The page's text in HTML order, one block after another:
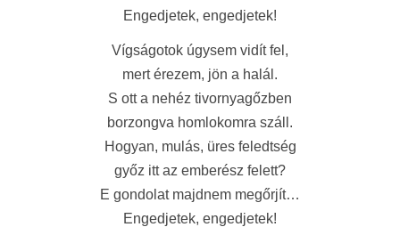
Engedjetek, engedjetek!
Vígságotok úgysem vidít fel,
mert érezem, jön a halál.
S ott a nehéz tivornyagőzben
borzongva homlokomra száll.
Hogyan, mulás, üres feledtség
győz itt az emberész felett?
E gondolat majdnem megőrjít…
Engedjetek, engedjetek!